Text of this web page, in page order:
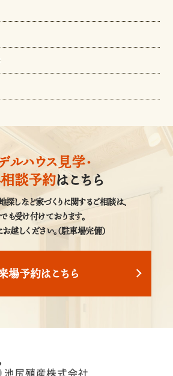
ルハウス見学・
談予約はこちら
探しなど家づくりに関するご相談は、
も受け付けております。
越しください。（駐車場完備）
場予約はこちら